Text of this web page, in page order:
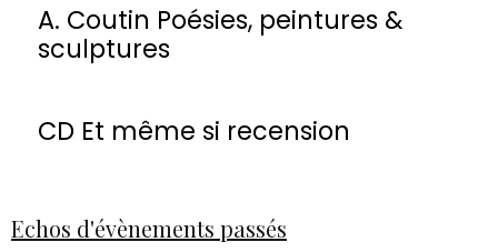
A. Coutin Poésies, peintures &
sculptures
CD Et même si recension
Echos d'évènements passés